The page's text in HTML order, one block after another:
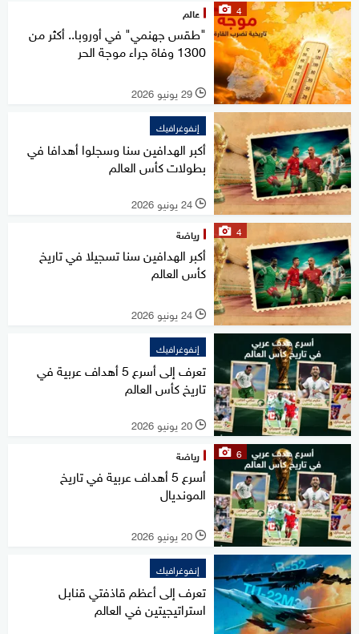
4 عالم
"طقس جهنمي" في أوروبا.. أكثر من
1300 وفاة جراء موجة الحر
l 29 يونيو 2026
إنفوغرافيك
أكبر الهدافين سنا وسجلوا أهدافا في
بطولات كأس العالم
l 24 يونيو 2026
4 رياضة
أكبر الهدافين سنا تسجيلا في تاريخ
كأس العالم
l 24 يونيو 2026
إنفوغرافيك
تعرف إلى أسرع 5 أهداف عربية في
تاريخ كأس العالم
l 20 يونيو 2026
6 رياضة
أسرع 5 أهداف عربية في تاريخ
المونديال
l 20 يونيو 2026
إنفوغرافيك
تعرف إلى أعظم قاذفتي قنابل
استراتيجيتين في العالم